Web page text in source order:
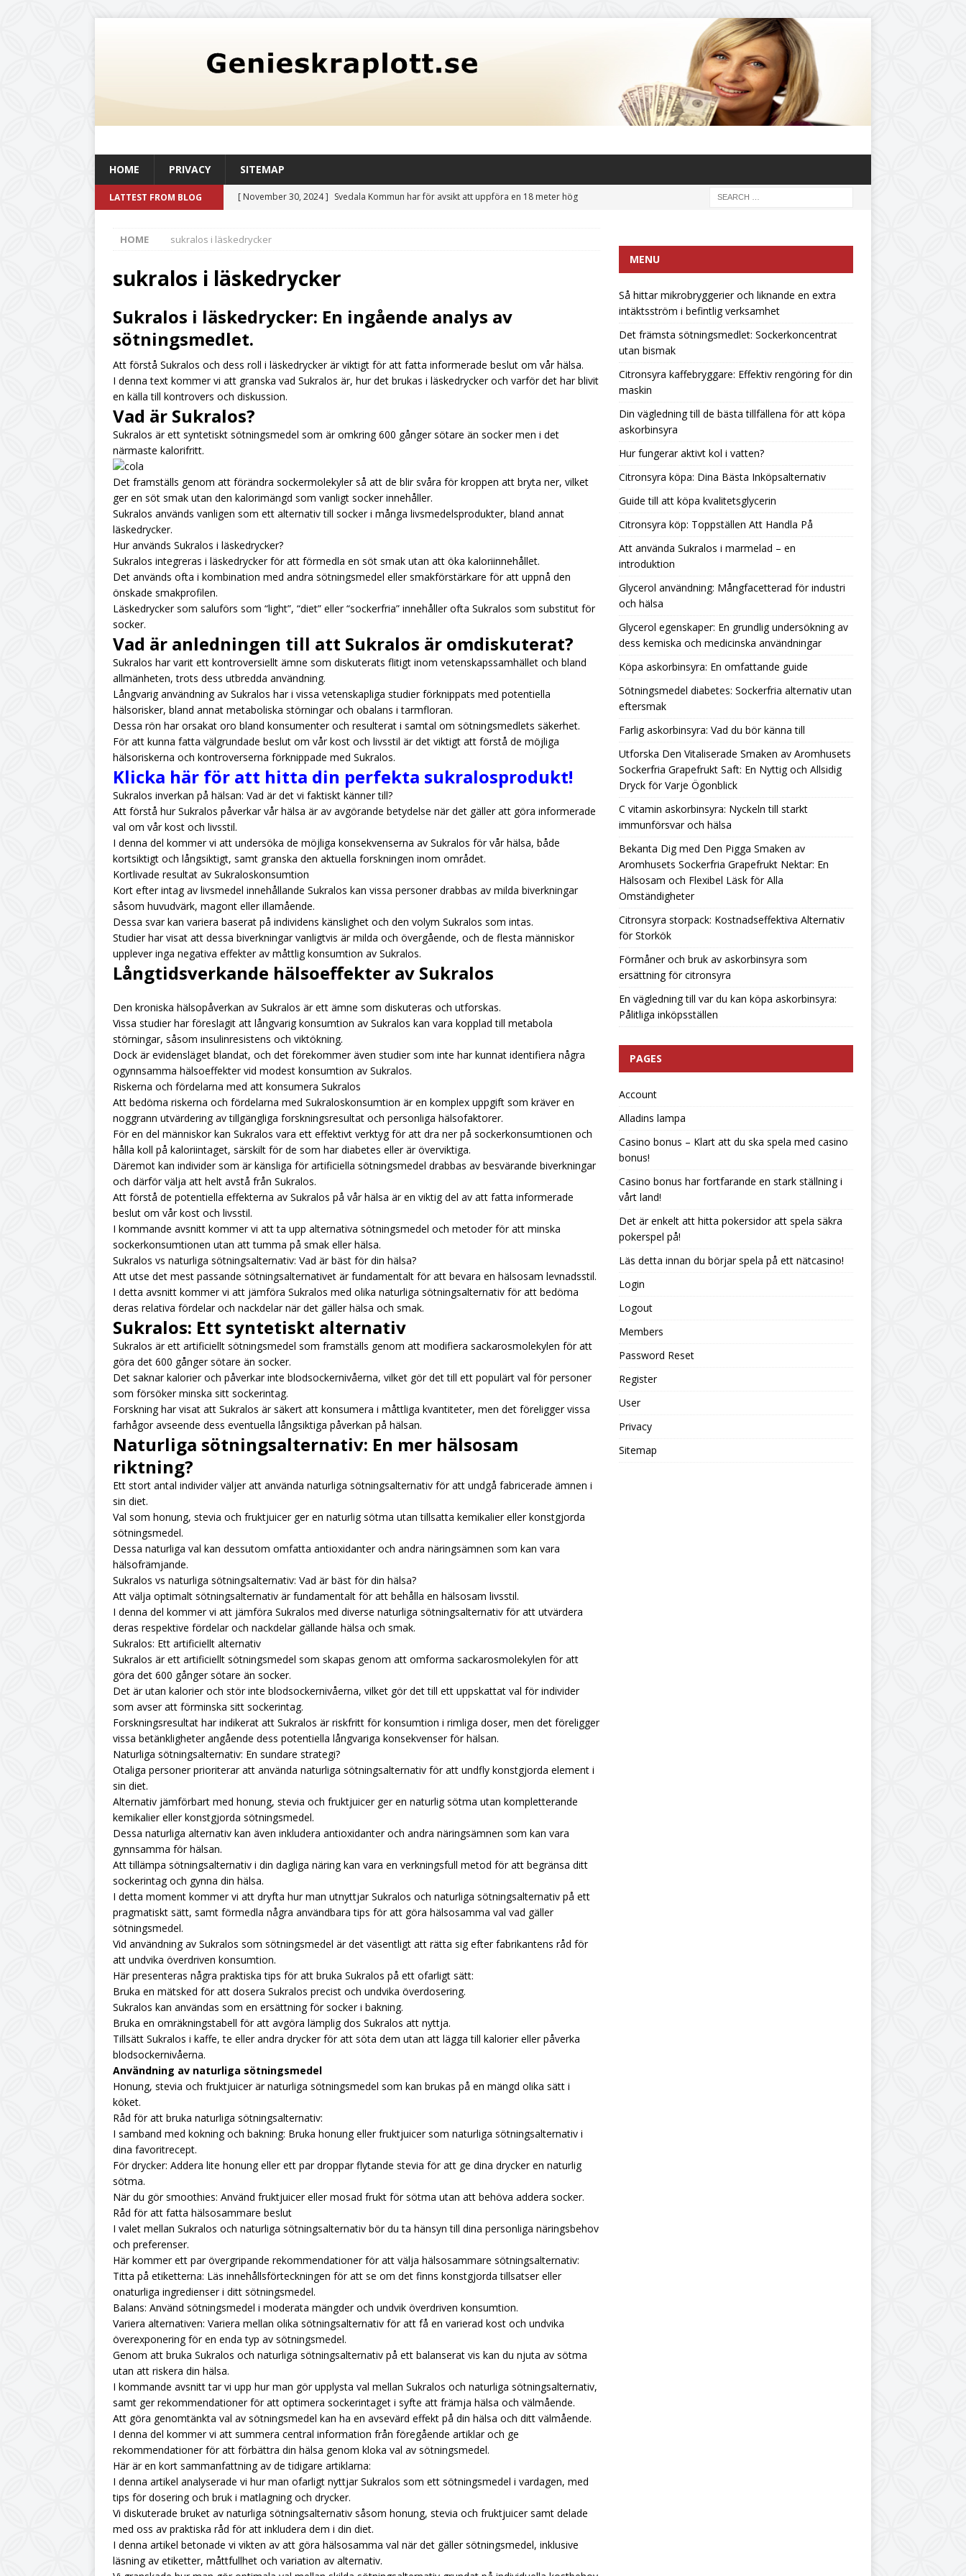
HOME PRIVACY SITEMAP
LATTEST FROM BLOG [ November 30, 2024 ] Svedala Kommun har för avsikt att uppföra en 18 meter hög
och livskvalitet
[ August 6, 2026 ]
befintlig verksamhet
[ July 20, 2026 ] Det främsta sötningsmedlet: Sockerkoncentrat utan bismak
UNCATEGORIZED
[ July 6, 2026 ] Citronsyra kaffebryggare: Effektiv rengöring för din maskin
UNCATEGORIZED
[ June 19, 2026 ]
UNCATEGORIZED
HOME sukralos i läskedrycker
sukralos i läskedrycker
Sukralos i läskedrycker: En ingående analys av
sötningsmedlet.
Att förstå Sukralos och dess roll i läskedrycker är viktigt för att fatta informerade beslut om vår hälsa.
I denna text kommer vi att granska vad Sukralos är, hur det brukas i läskedrycker och varför det har blivit
en källa till kontrovers och diskussion.
Vad är Sukralos?
Sukralos är ett syntetiskt sötningsmedel som är omkring 600 gånger sötare än socker men i det
närmaste kalorifritt.
Det framställs genom att förändra sockermolekyler så att de blir svåra för kroppen att bryta ner, vilket
ger en söt smak utan den kalorimängd som vanligt socker innehåller.
Sukralos används vanligen som ett alternativ till socker i många livsmedelsprodukter, bland annat
läskedrycker.
Hur används Sukralos i läskedrycker?
Sukralos integreras i läskedrycker för att förmedla en söt smak utan att öka kaloriinnehållet.
Det används ofta i kombination med andra sötningsmedel eller smakförstärkare för att uppnå den
önskade smakprofilen.
Läskedrycker som saluförs som “light”, “diet” eller “sockerfria” innehåller ofta Sukralos som substitut för
socker.
Vad är anledningen till att Sukralos är omdiskuterat?
Sukralos har varit ett kontroversiellt ämne som diskuterats flitigt inom vetenskapssamhället och bland
allmänheten, trots dess utbredda användning.
Långvarig användning av Sukralos har i vissa vetenskapliga studier förknippats med potentiella
hälsorisker, bland annat metaboliska störningar och obalans i tarmfloran.
Dessa rön har orsakat oro bland konsumenter och resulterat i samtal om sötningsmedlets säkerhet.
För att kunna fatta välgrundade beslut om vår kost och livsstil är det viktigt att förstå de möjliga
hälsoriskerna och kontroverserna förknippade med Sukralos.
Klicka här för att hitta din perfekta sukralosprodukt!
Sukralos inverkan på hälsan: Vad är det vi faktiskt känner till?
Att förstå hur Sukralos påverkar vår hälsa är av avgörande betydelse när det gäller att göra informerade
val om vår kost och livsstil.
I denna del kommer vi att undersöka de möjliga konsekvenserna av Sukralos för vår hälsa, både
kortsiktigt och långsiktigt, samt granska den aktuella forskningen inom området.
Kortlivade resultat av Sukraloskonsumtion
Kort efter intag av livsmedel innehållande Sukralos kan vissa personer drabbas av milda biverkningar
såsom huvudvärk, magont eller illamående.
Dessa svar kan variera baserat på individens känslighet och den volym Sukralos som intas.
Studier har visat att dessa biverkningar vanligtvis är milda och övergående, och de flesta människor
upplever inga negativa effekter av måttlig konsumtion av Sukralos.
Långtidsverkande hälsoeffekter av Sukralos
Den kroniska hälsopåverkan av Sukralos är ett ämne som diskuteras och utforskas.
Vissa studier har föreslagit att långvarig konsumtion av Sukralos kan vara kopplad till metabola
störningar, såsom insulinresistens och viktökning.
Dock är evidensläget blandat, och det förekommer även studier som inte har kunnat identifiera några
ogynnsamma hälsoeffekter vid modest konsumtion av Sukralos.
Riskerna och fördelarna med att konsumera Sukralos
Att bedöma riskerna och fördelarna med Sukraloskonsumtion är en komplex uppgift som kräver en
noggrann utvärdering av tillgängliga forskningsresultat och personliga hälsofaktorer.
För en del människor kan Sukralos vara ett effektivt verktyg för att dra ner på sockerkonsumtionen och
hålla koll på kaloriintaget, särskilt för de som har diabetes eller är överviktiga.
Däremot kan individer som är känsliga för artificiella sötningsmedel drabbas av besvärande biverkningar
och därför välja att helt avstå från Sukralos.
Att förstå de potentiella effekterna av Sukralos på vår hälsa är en viktig del av att fatta informerade
beslut om vår kost och livsstil.
I kommande avsnitt kommer vi att ta upp alternativa sötningsmedel och metoder för att minska
sockerkonsumtionen utan att tumma på smak eller hälsa.
Sukralos vs naturliga sötningsalternativ: Vad är bäst för din hälsa?
Att utse det mest passande sötningsalternativet är fundamentalt för att bevara en hälsosam levnadsstil.
I detta avsnitt kommer vi att jämföra Sukralos med olika naturliga sötningsalternativ för att bedöma
deras relativa fördelar och nackdelar när det gäller hälsa och smak.
Sukralos: Ett syntetiskt alternativ
Sukralos är ett artificiellt sötningsmedel som framställs genom att modifiera sackarosmolekylen för att
göra det 600 gånger sötare än socker.
Det saknar kalorier och påverkar inte blodsockernivåerna, vilket gör det till ett populärt val för personer
som försöker minska sitt sockerintag.
Forskning har visat att Sukralos är säkert att konsumera i måttliga kvantiteter, men det föreligger vissa
farhågor avseende dess eventuella långsiktiga påverkan på hälsan.
Naturliga sötningsalternativ: En mer hälsosam
riktning?
Ett stort antal individer väljer att använda naturliga sötningsalternativ för att undgå fabricerade ämnen i
sin diet.
Val som honung, stevia och fruktjuicer ger en naturlig sötma utan tillsatta kemikalier eller konstgjorda
sötningsmedel.
Dessa naturliga val kan dessutom omfatta antioxidanter och andra näringsämnen som kan vara
hälsofrämjande.
Sukralos vs naturliga sötningsalternativ: Vad är bäst för din hälsa?
Att välja optimalt sötningsalternativ är fundamentalt för att behålla en hälsosam livsstil.
I denna del kommer vi att jämföra Sukralos med diverse naturliga sötningsalternativ för att utvärdera
deras respektive fördelar och nackdelar gällande hälsa och smak.
Sukralos: Ett artificiellt alternativ
Sukralos är ett artificiellt sötningsmedel som skapas genom att omforma sackarosmolekylen för att
göra det 600 gånger sötare än socker.
Det är utan kalorier och stör inte blodsockernivåerna, vilket gör det till ett uppskattat val för individer
som avser att förminska sitt sockerintag.
Forskningsresultat har indikerat att Sukralos är riskfritt för konsumtion i rimliga doser, men det föreligger
vissa betänkligheter angående dess potentiella långvariga konsekvenser för hälsan.
Naturliga sötningsalternativ: En sundare strategi?
Otaliga personer prioriterar att använda naturliga sötningsalternativ för att undfly konstgjorda element i
sin diet.
Alternativ jämförbart med honung, stevia och fruktjuicer ger en naturlig sötma utan kompletterande
kemikalier eller konstgjorda sötningsmedel.
Dessa naturliga alternativ kan även inkludera antioxidanter och andra näringsämnen som kan vara
gynnsamma för hälsan.
Att tillämpa sötningsalternativ i din dagliga näring kan vara en verkningsfull metod för att begränsa ditt
sockerintag och gynna din hälsa.
I detta moment kommer vi att dryfta hur man utnyttjar Sukralos och naturliga sötningsalternativ på ett
pragmatiskt sätt, samt förmedla några användbara tips för att göra hälsosamma val vad gäller
sötningsmedel.
Vid användning av Sukralos som sötningsmedel är det väsentligt att rätta sig efter fabrikantens råd för
att undvika överdriven konsumtion.
Här presenteras några praktiska tips för att bruka Sukralos på ett ofarligt sätt:
Bruka en mätsked för att dosera Sukralos precist och undvika överdosering.
Sukralos kan användas som en ersättning för socker i bakning.
Bruka en omräkningstabell för att avgöra lämplig dos Sukralos att nyttja.
Tillsätt Sukralos i kaffe, te eller andra drycker för att söta dem utan att lägga till kalorier eller påverka
blodsockernivåerna.
Användning av naturliga sötningsmedel
Honung, stevia och fruktjuicer är naturliga sötningsmedel som kan brukas på en mängd olika sätt i
köket.
Råd för att bruka naturliga sötningsalternativ:
I samband med kokning och bakning: Bruka honung eller fruktjuicer som naturliga sötningsalternativ i
dina favoritrecept.
För drycker: Addera lite honung eller ett par droppar flytande stevia för att ge dina drycker en naturlig
sötma.
När du gör smoothies: Använd fruktjuicer eller mosad frukt för sötma utan att behöva addera socker.
Råd för att fatta hälsosammare beslut
I valet mellan Sukralos och naturliga sötningsalternativ bör du ta hänsyn till dina personliga näringsbehov
och preferenser.
Här kommer ett par övergripande rekommendationer för att välja hälsosammare sötningsalternativ:
Titta på etiketterna: Läs innehållsförteckningen för att se om det finns konstgjorda tillsatser eller
onaturliga ingredienser i ditt sötningsmedel.
Balans: Använd sötningsmedel i moderata mängder och undvik överdriven konsumtion.
Variera alternativen: Variera mellan olika sötningsalternativ för att få en varierad kost och undvika
överexponering för en enda typ av sötningsmedel.
Genom att bruka Sukralos och naturliga sötningsalternativ på ett balanserat vis kan du njuta av sötma
utan att riskera din hälsa.
I kommande avsnitt tar vi upp hur man gör upplysta val mellan Sukralos och naturliga sötningsalternativ,
samt ger rekommendationer för att optimera sockerintaget i syfte att främja hälsa och välmående.
Att göra genomtänkta val av sötningsmedel kan ha en avsevärd effekt på din hälsa och ditt välmående.
I denna del kommer vi att summera central information från föregående artiklar och ge
rekommendationer för att förbättra din hälsa genom kloka val av sötningsmedel.
Här är en kort sammanfattning av de tidigare artiklarna:
I denna artikel analyserade vi hur man ofarligt nyttjar Sukralos som ett sötningsmedel i vardagen, med
tips för dosering och bruk i matlagning och drycker.
Vi diskuterade bruket av naturliga sötningsalternativ såsom honung, stevia och fruktjuicer samt delade
med oss av praktiska råd för att inkludera dem i din diet.
I denna artikel betonade vi vikten av att göra hälsosamma val när det gäller sötningsmedel, inklusive
läsning av etiketter, måttfullhet och variation av alternativ.
MENU
Så hittar mikrobryggerier och liknande en extra
intäktsström i befintlig verksamhet
Det främsta sötningsmedlet: Sockerkoncentrat
utan bismak
Citronsyra kaffebryggare: Effektiv rengöring för din
maskin
Din vägledning till de bästa tillfällena för att köpa
askorbinsyra
Hur fungerar aktivt kol i vatten?
Citronsyra köpa: Dina Bästa Inköpsalternativ
Guide till att köpa kvalitetsglycerin
Citronsyra köp: Toppställen Att Handla På
Att använda Sukralos i marmelad – en
introduktion
Glycerol användning: Mångfacetterad för industri
och hälsa
Glycerol egenskaper: En grundlig undersökning av
dess kemiska och medicinska användningar
Köpa askorbinsyra: En omfattande guide
Sötningsmedel diabetes: Sockerfria alternativ utan
eftersmak
Farlig askorbinsyra: Vad du bör känna till
Utforska Den Vitaliserade Smaken av Aromhusets
Sockerfria Grapefrukt Saft: En Nyttig och Allsidig
Dryck för Varje Ögonblick
C vitamin askorbinsyra: Nyckeln till starkt
immunförsvar och hälsa
Bekanta Dig med Den Pigga Smaken av
Aromhusets Sockerfria Grapefrukt Nektar: En
Hälsosam och Flexibel Läsk för Alla
Omständigheter
Citronsyra storpack: Kostnadseffektiva Alternativ
för Storkök
Förmåner och bruk av askorbinsyra som
ersättning för citronsyra
En vägledning till var du kan köpa askorbinsyra:
Pålitliga inköpsställen
PAGES
Account
Alladins lampa
Casino bonus – Klart att du ska spela med casino
bonus!
Casino bonus har fortfarande en stark ställning i
vårt land!
Det är enkelt att hitta pokersidor att spela säkra
pokerspel på!
Läs detta innan du börjar spela på ett nätcasino!
Login
Logout
Members
Password Reset
Register
User
Privacy
Sitemap